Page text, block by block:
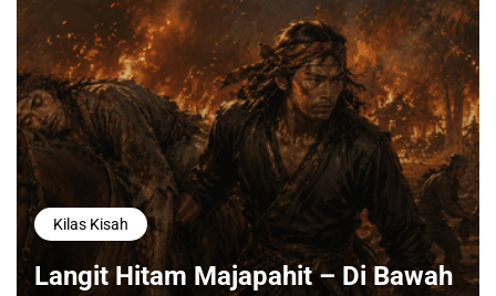
Kilas Kisah
Langit Hitam Majapahit – Di Bawah